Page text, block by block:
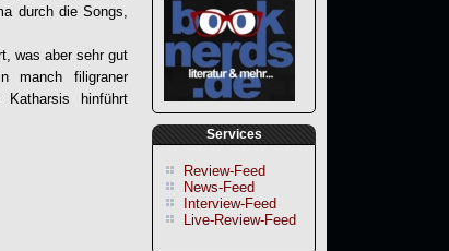
Services
Review-Feed
News-Feed
Interview-Feed
Live-Review-Feed
durch die Songs,
was aber sehr gut
manch filigraner
hinführt